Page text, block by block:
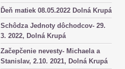
Ďeň matiek 08.05.2022 Dolná Krupá
Schôdza Jednoty dôchodcov- 29.
3. 2022, Dolná Krupá
Začepčenie nevesty- Michaela a
Stanislav, 2.10. 2021, Dolná Krupá